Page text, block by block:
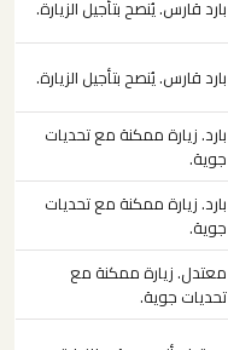
بارد قارس. يُنصح بتأجيل الزيارة.
بارد قارس. يُنصح بتأجيل الزيارة.
بارد. زيارة ممكنة مع تحديات
جوية.
بارد. زيارة ممكنة مع تحديات
جوية.
معتدل. زيارة ممكنة مع
تحديات جوية.